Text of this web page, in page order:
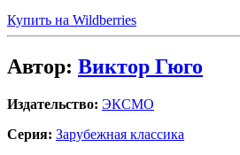
Купить на Wildberries
Автор: Виктор Гюго
Издательство: ЭКСМО
Серия: Зарубежная классика